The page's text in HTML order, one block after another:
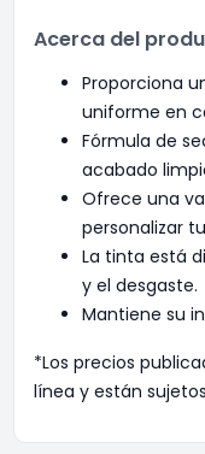
Acerca del
Proporciona
uniforme en
Fórmula de
acabado
Ofrece una
personalizar
La tinta está
y el desgaste.
Mantiene su
*Los precios
línea y están